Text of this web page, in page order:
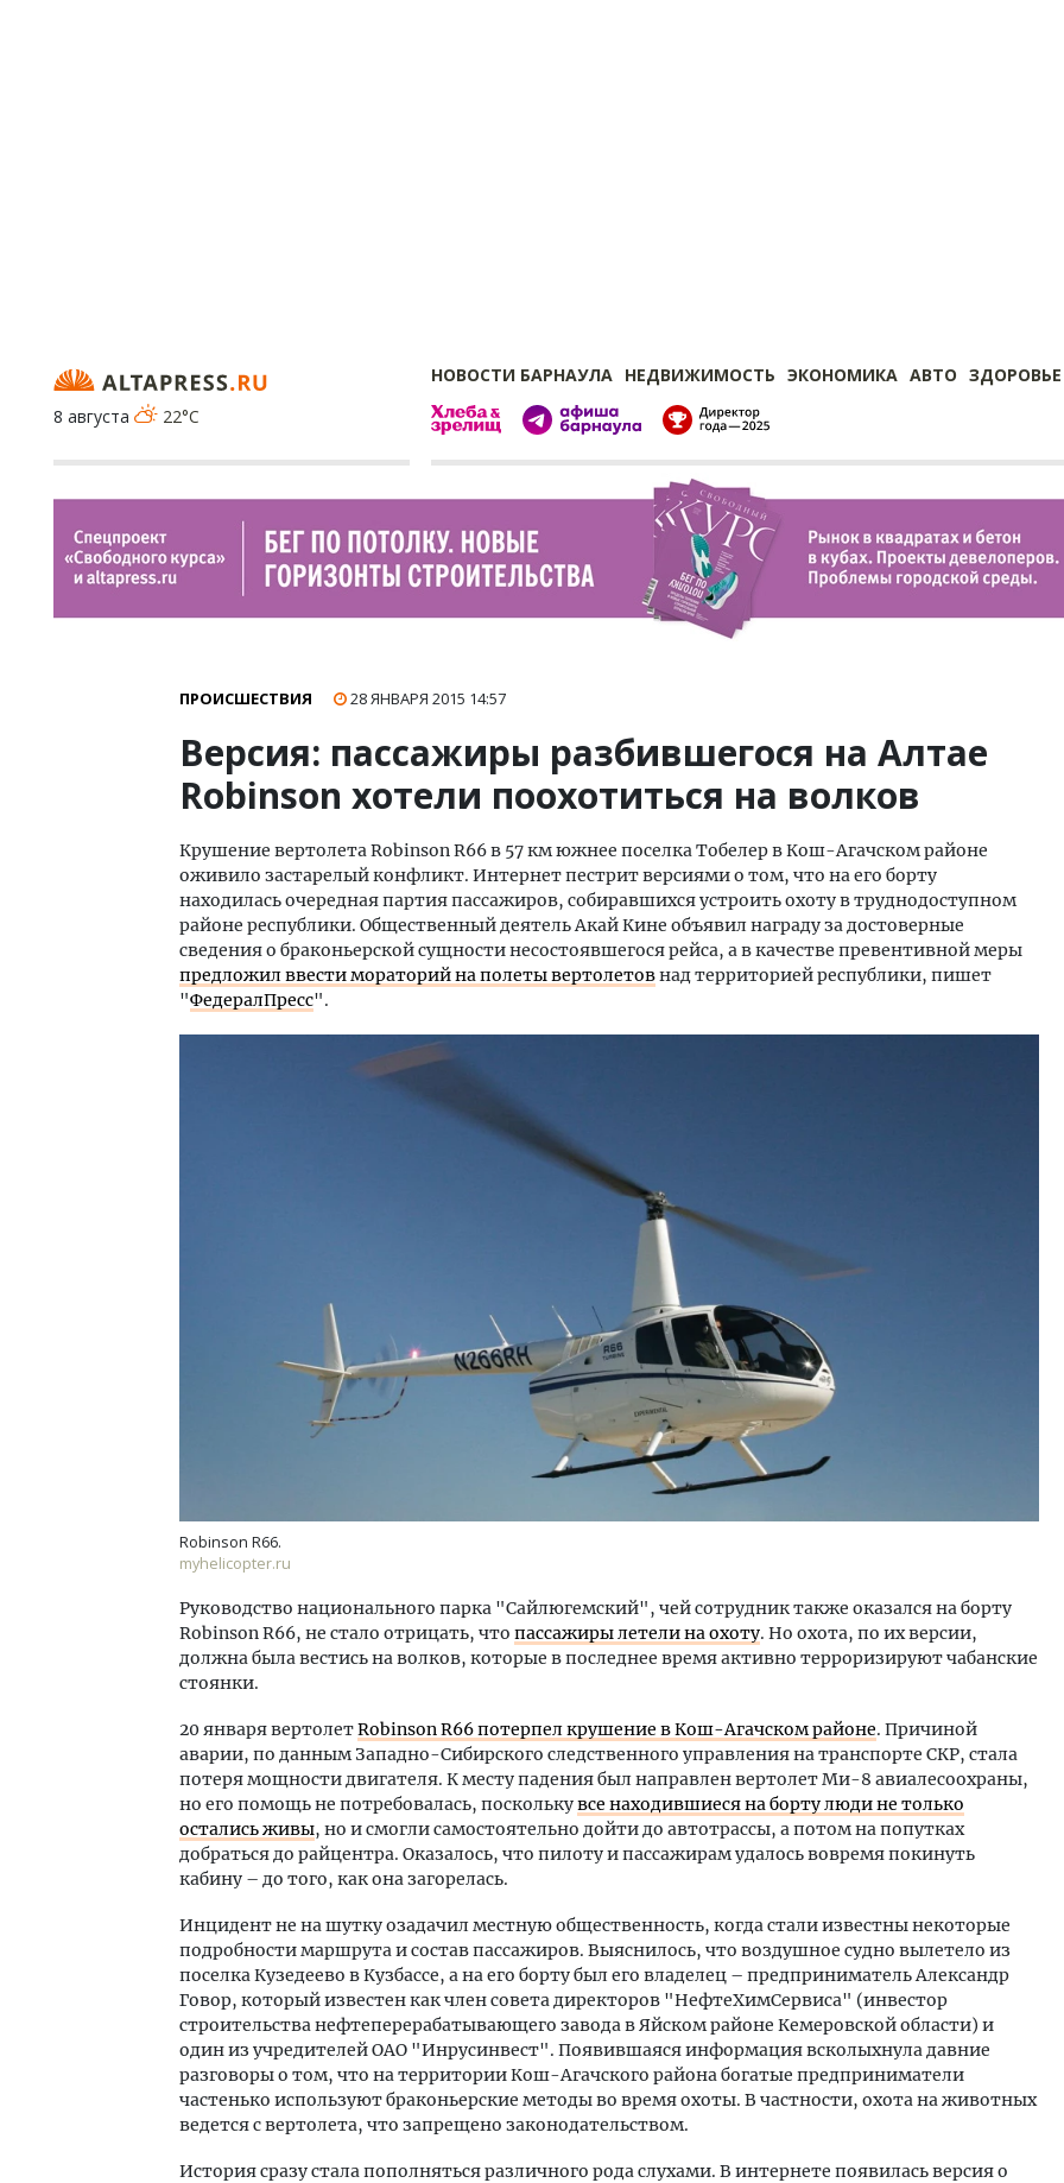
НОВОСТИ БАРНАУЛА НЕДВИЖИМОСТЬ ЭКОНОМИКА АВТО ЗДОРОВЬЕ
8 августа
22°C
ПРОИСШЕСТВИЯ 28 ЯНВАРЯ 2015 14:57
Версия: пассажиры разбившегося на Алтае
Robinson хотели поохотиться на волков
Крушение вертолета Robinson R66 в 57 км южнее поселка Тобелер в Кош-Агачском районе
оживило застарелый конфликт. Интернет пестрит версиями о том, что на его борту
находилась очередная партия пассажиров, собиравшихся устроить охоту в труднодоступном
районе республики. Общественный деятель Акай Кине объявил награду за достоверные
сведения о браконьерской сущности несостоявшегося рейса, а в качестве превентивной меры
предложил ввести мораторий на полеты вертолетовнад территорией республики, пишет
"ФедералПресс".
Robinson R66.
myhelicopter.ru
Руководство национального парка "Сайлюгемский", чей сотрудник также оказался на борту
Robinson R66, не стало отрицать, что пассажиры летели на охоту. Но охота, по их версии,
должна была вестись на волков, которые в последнее время активно терроризируют чабанские
стоянки.
20 января вертолетRobinson R66 потерпел крушение в Кош-Агачском районе. Причиной
аварии, по данным Западно-Сибирского следственного управления на транспорте СКР, стала
потеря мощности двигателя. К месту падения был направлен вертолет Ми-8 авиалесоохраны,
но его помощь не потребовалась, посколькувсе находившиеся на борту люди не только
остались живы, но и смогли самостоятельно дойти до автотрассы, а потом на попутках
добраться до райцентра. Оказалось, что пилоту и пассажирам удалось вовремя покинуть
кабину – до того, как она загорелась.
Инцидент не на шутку озадачил местную общественность, когда стали известны некоторые
подробности маршрута и состав пассажиров. Выяснилось, что воздушное судно вылетело из
поселка Кузедеево в Кузбассе, а на его борту был его владелец – предприниматель Александр
Говор, который известен как член совета директоров "НефтеХимСервиса" (инвестор
строительства нефтеперерабатывающего завода в Яйском районе Кемеровской области) и
один из учредителей ОАО "Инрусинвест". Появившаяся информация всколыхнула давние
разговоры о том, что на территории Кош-Агачского района богатые предприниматели
частенько используют браконьерские методы во время охоты. В частности, охота на животных
ведется с вертолета, что запрещено законодательством.
История сразу стала пополняться различного рода слухами. В интернете появилась версия о
Гатилов — о том, как девелоперу
оставаться на плаву, когда рынок
Архитектурный код начинается с
земли. Мощение крупноформатными
плитами становится новым
стандартом благоустройства
СТРОИТЕЛЬСТВО
Смелость архитектурных